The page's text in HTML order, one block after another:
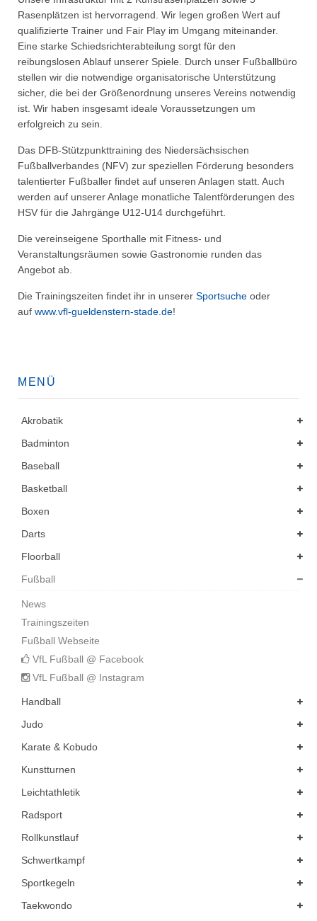
Rasenplätzen ist hervorragend. Wir legen großen Wert auf
qualifizierte Trainer und Fair Play im Umgang miteinander.
Eine starke Schiedsrichterabteilung sorgt für den
reibungslosen Ablauf unserer Spiele. Durch unser Fußballbüro
stellen wir die notwendige organisatorische Unterstützung
sicher, die bei der Größenordnung unseres Vereins notwendig
ist. Wir haben insgesamt ideale Voraussetzungen um
erfolgreich zu sein.
Das DFB-Stützpunkttraining des Niedersächsischen
Fußballverbandes (NFV) zur speziellen Förderung besonders
talentierter Fußballer findet auf unseren Anlagen statt. Auch
werden auf unserer Anlage monatliche Talentförderungen des
HSV für die Jahrgänge U12-U14 durchgeführt.
Die vereinseigene Sporthalle mit Fitness- und
Veranstaltungsräumen sowie Gastronomie runden das
Angebot ab.
Die Trainingszeiten findet ihr in unserer Sportsuche oder
auf www.vfl-gueldenstern-stade.de!
MENÜ
Akrobatik
Badminton
Baseball
Basketball
Boxen
Darts
Floorball
Fußball
News
Trainingszeiten
Fußball Webseite
VfL Fußball @ Facebook
VfL Fußball @ Instagram
Handball
Judo
Karate & Kobudo
Kunstturnen
Leichtathletik
Radsport
Rollkunstlauf
Schwertkampf
Sportkegeln
Taekwondo